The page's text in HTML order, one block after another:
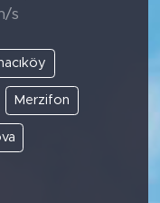
s
Merzifon